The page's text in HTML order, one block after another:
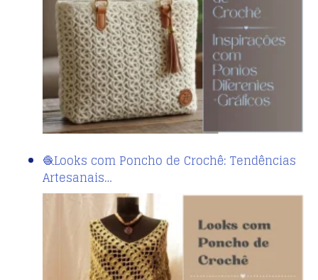
🧶Looks com Poncho de Crochê: Tendências
Artesanais…